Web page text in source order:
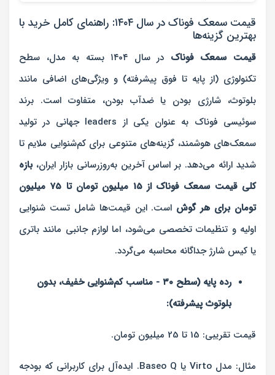
قیمت سمعک فوناک در سال ۱۴۰۴: راهنمای کامل خرید با
بهترین گزینه‌ها
قیمت سمعک فوناک
در سال ۱۴۰۴ بسته به مدل، سطح
تکنولوژی (از پایه تا فوق پیشرفته) و ویژگی‌های اضافی مانند
بلوتوث، شارژی بودن یا ضدآب بودن، متفاوت است. برند
سوئیسی فوناک به عنوان یکی از leaders جهانی در تولید
سمعک‌های هوشمند، گزینه‌های متنوعی برای کم‌شنوایی ملایم تا
شدید ارائه می‌دهد. بر اساس آخرین به‌روزرسانی بازار ایران،بازه
کلی قیمت سمعک فوناک از 15 میلیون تومان تا 75 میلیون
تومان برای هر گوش است. این قیمت‌ها شامل تست شنوایی
اولیه و تنظیمات تخصصی می‌شود، اما لوازم جانبی مانند باتری
یا کیس شارژ جداگانه محاسبه می‌گردد.
رده پایه (سطح ۳۰ - مناسب کم‌شنوایی خفیف، بدون
بلوتوث پیشرفته):
قیمت تقریبی: 15 تا 25 میلیون تومان.
مثال: مدل Virto یا Baseo Q. ایده‌آل برای کاربرانی که بودجه